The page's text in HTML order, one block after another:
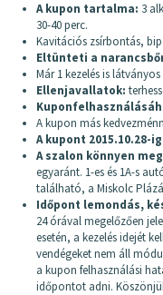
A kupon tartalma: 3
30-40 perc.
Kavitációs zsírbontás,
Eltünteti a
Már 1 kezelés is
Ellenjavallatok:
A kupon más
A kupont 2015.10.28-
A szalon könnyen
egyaránt. 1-es és 1A-s
található, a Miskolc
Időpont lemondás,
24 órával megelőzően
esetén, a kezelés idejét
vendégeket nem áll
a kupon felhasználási
időpontot adni.